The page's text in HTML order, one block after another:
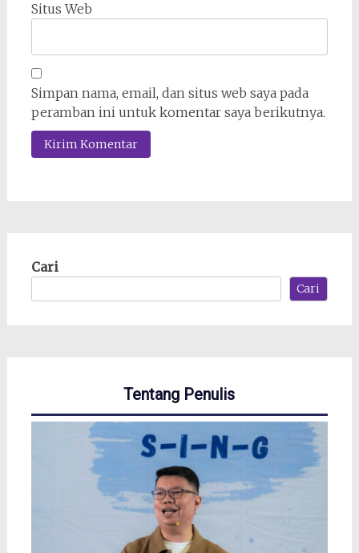
Situs Web
Simpan nama, email, dan situs web saya pada
peramban ini untuk komentar saya berikutnya.
Cari
Cari
Tentang Penulis